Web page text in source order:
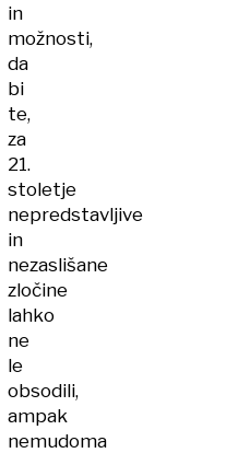
in
možnosti,
da
bi
te,
za
21.
stoletje
nepredstavljive
in
nezaslišane
zločine
lahko
ne
le
obsodili,
ampak
nemudoma